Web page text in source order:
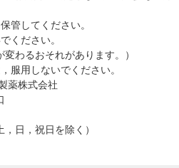
管してください。
ください。
わるおそれがあります。）
服用しないでください。
薬株式会社
日，祝日を除く）